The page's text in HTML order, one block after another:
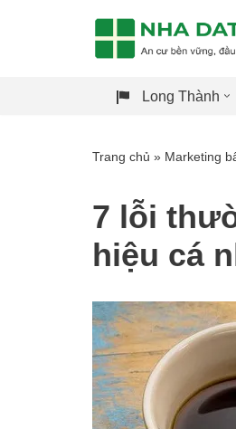
Long Thành
Trang chủ » Marketing
7 lỗi
hiệu cá